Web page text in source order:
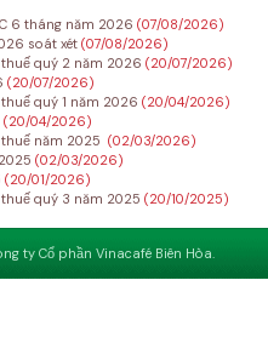
6 tháng năm 2026 (07/08/2026)
soát xét (07/08/2026)
quý 2 năm 2026 (20/07/2026)
(20/07/2026)
quý 1 năm 2026 (20/04/2026)
(20/04/2026)
năm 2025 (02/03/2026)
(02/03/2026)
(20/01/2026)
quý 3 năm 2025 (20/10/2025)
ty Cổ phần Vinacafé Biên Hòa.